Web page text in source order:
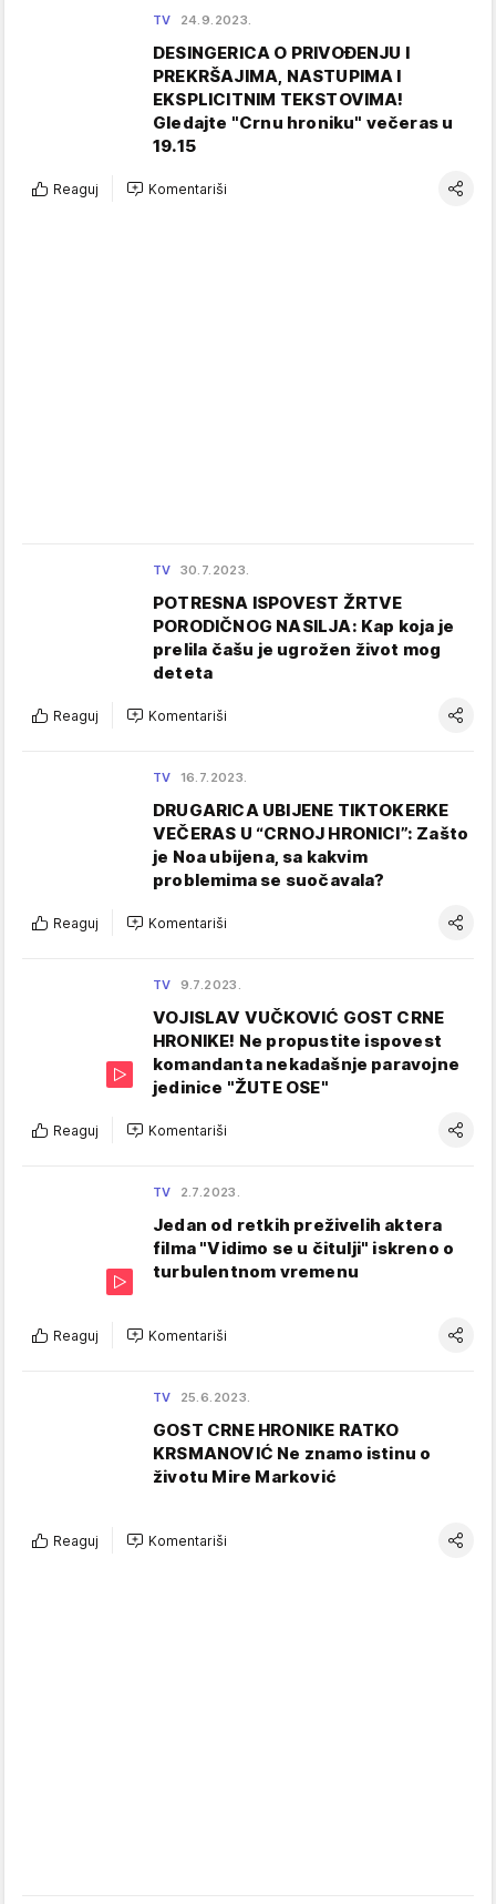
TV 24.9.2023.
DESINGERICA O PRIVOĐENJU I
PREKRŠAJIMA, NASTUPIMA I
EKSPLICITNIM TEKSTOVIMA!
Gledajte "Crnu hroniku" večeras u
19.15
Reaguj Komentariši
TV 30.7.2023.
POTRESNA ISPOVEST ŽRTVE
PORODIČNOG NASILJA: Kap koja je
prelila čašu je ugrožen život mog
deteta
Reaguj Komentariši
TV 16.7.2023.
DRUGARICA UBIJENE TIKTOKERKE
VEČERAS U “CRNOJ HRONICI”: Zašto
je Noa ubijena, sa kakvim
problemima se suočavala?
Reaguj Komentariši
TV 9.7.2023.
VOJISLAV VUČKOVIĆ GOST CRNE
HRONIKE! Ne propustite ispovest
komandanta nekadašnje paravojne
jedinice "ŽUTE OSE"
Reaguj Komentariši
TV 2.7.2023.
Jedan od retkih preživelih aktera
filma "Vidimo se u čitulji" iskreno o
turbulentnom vremenu
Reaguj Komentariši
TV 25.6.2023.
GOST CRNE HRONIKE RATKO
KRSMANOVIĆ Ne znamo istinu o
životu Mire Marković
Reaguj Komentariši